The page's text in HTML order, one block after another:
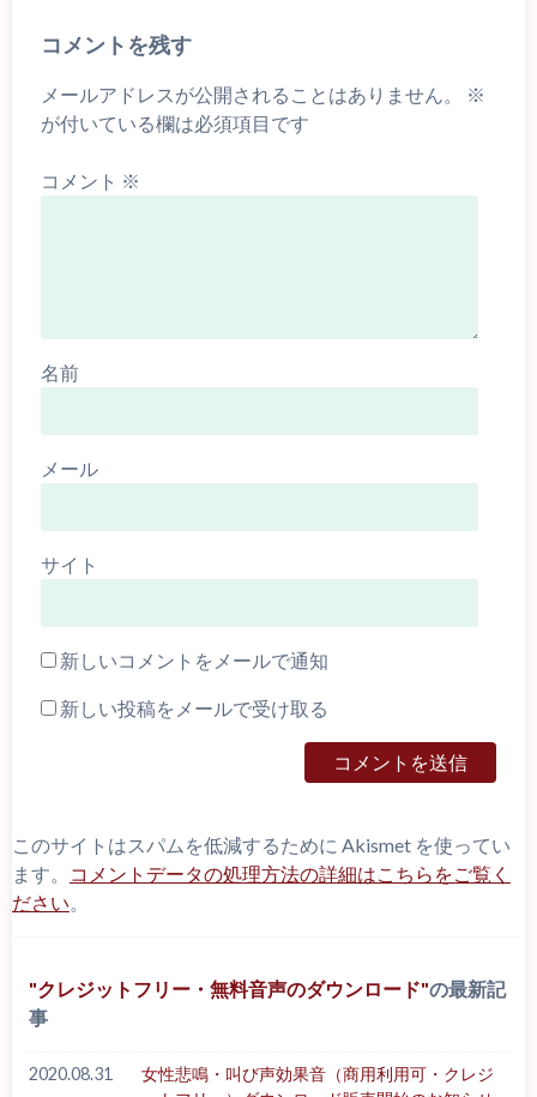
コメントを残す
メールアドレスが公開されることはありません。
※
が付いている欄は必須項目です
コメント ※
名前
メール
サイト
新しいコメントをメールで通知
新しい投稿をメールで受け取る
このサイトはスパムを低減するために Akismet を使ってい
ます。
コメントデータの処理方法の詳細はこちらをご覧く
ださい。
クレジットフリー・無料音声のダウンロード の最新記
事
2020.08.31
女性悲鳴・叫び声効果音（商用利用可・クレジ